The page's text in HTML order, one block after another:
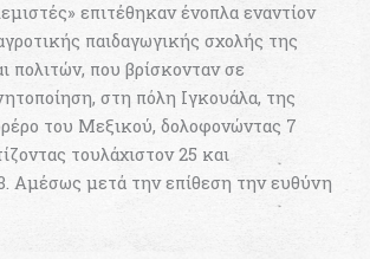
επιτέθηκαν ένοπλα εναντίον
παιδαγωγικής σχολής της
πολιτών, που βρίσκονταν σε
στη πόλη Ιγκουάλα, της
του Μεξικού, δολοφονώντας 7
τουλάχιστον 25 και
Αμέσως μετά την επίθεση την ευθύνη